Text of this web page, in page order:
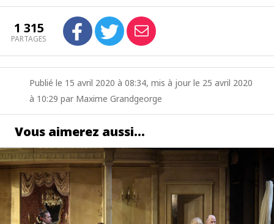
1 315
PARTAGES
Publié le 15 avril 2020 à 08:34, mis à jour le 25 avril 2020
à 10:29 par Maxime Grandgeorge
Vous aimerez aussi…